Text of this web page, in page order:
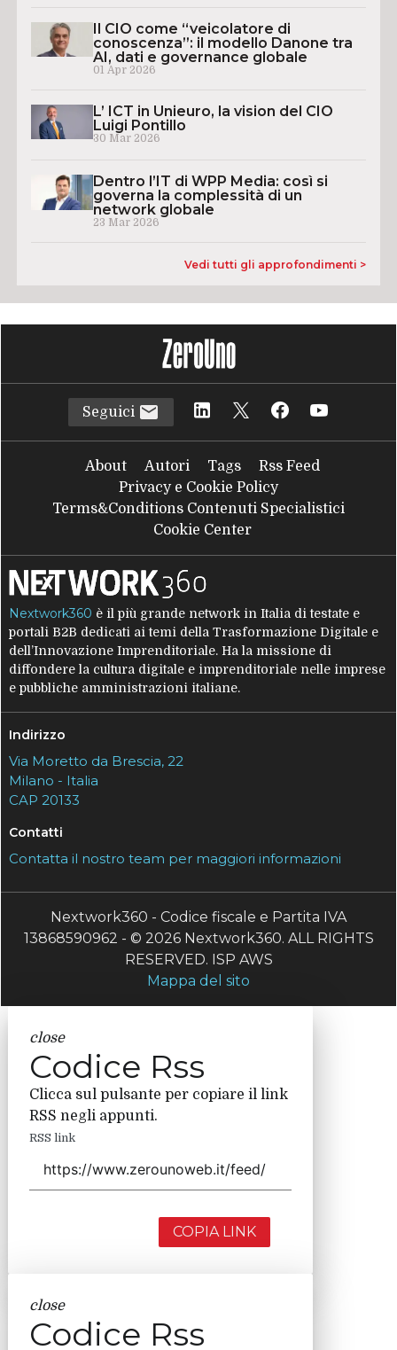
Il CIO come “veicolatore di
conoscenza”: il modello Danone tra
AI, dati e governance globale
01 Apr 2026
L’ ICT in Unieuro, la vision del CIO
Luigi Pontillo
30 Mar 2026
Dentro l’IT di WPP Media: così si
governa la complessità di un
network globale
23 Mar 2026
Vedi tutti gli approfondimenti >
Seguici
About Autori Tags
Rss Feed
Privacy e Cookie Policy
Terms&Conditions Contenuti Specialistici
Cookie Center
Nextwork360 è il più grande network in Italia di testate e
portali B2B dedicati ai temi della Trasformazione Digitale e
dell’Innovazione Imprenditoriale. Ha la missione di
diffondere la cultura digitale e imprenditoriale nelle imprese
e pubbliche amministrazioni italiane.
Indirizzo
Via Moretto da Brescia, 22
Milano - Italia
CAP 20133
Contatti
Contatta il nostro team per maggiori informazioni
Nextwork360 - Codice fiscale e Partita IVA
13868590962 - © 2026 Nextwork360. ALL RIGHTS
RESERVED. ISP AWS
Mappa del sito
close
Codice Rss
Clicca sul pulsante per copiare il link
RSS negli appunti.
RSS link
COPIA LINK
close
Codice Rss